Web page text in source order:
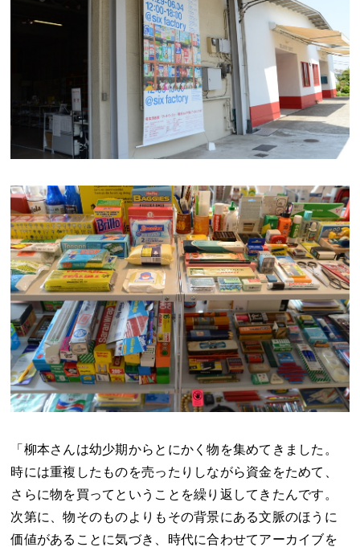
「柳本さんは幼少期からとにかく物を集めてきました。
時には重複したものを売ったりしながら資金をためて、
さらに物を買ってということを繰り返してきたんです。
次第に、物そのものよりもその背景にある文脈のほうに
価値があることに気づき、時代に合わせてアーカイブを